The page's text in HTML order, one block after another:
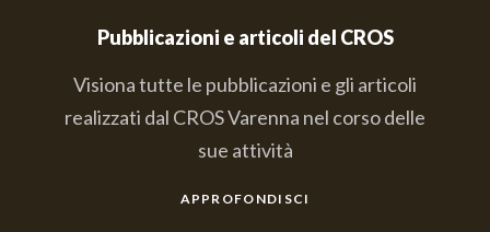
Pubblicazioni e articoli del CROS
Visiona tutte le pubblicazioni e gli articoli
realizzati dal CROS Varenna nel corso delle
sue attività
APPROFONDISCI